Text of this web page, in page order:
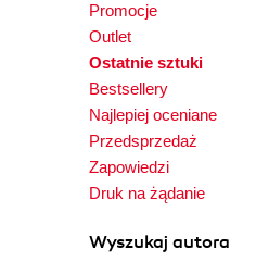
Promocje
Outlet
Ostatnie sztuki
Bestsellery
Najlepiej oceniane
Przedsprzedaż
Zapowiedzi
Druk na żądanie
Wyszukaj autora